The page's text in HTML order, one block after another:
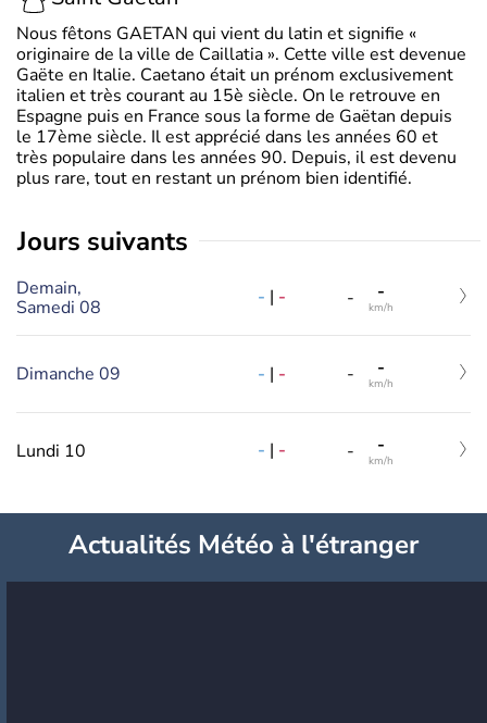
Nous fêtons GAETAN qui vient du latin et signifie «
originaire de la ville de Caillatia ». Cette ville est devenue
Gaëte en Italie. Caetano était un prénom exclusivement
italien et très courant au 15è siècle. On le retrouve en
Espagne puis en France sous la forme de Gaëtan depuis
le 17ème siècle. Il est apprécié dans les années 60 et
très populaire dans les années 90. Depuis, il est devenu
plus rare, tout en restant un prénom bien identifié.
jours suivants
Demain,
Samedi 08
- | - - -
km/h
Dimanche 09 - | - - -
km/h
Lundi 10 - | - - -
km/h
Actualités Météo à l'étranger